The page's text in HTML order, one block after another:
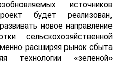
источников
будет реализован,
новое направление
сельскохозяйственной
расширяя рынок сбыта
технологии «зеленой»